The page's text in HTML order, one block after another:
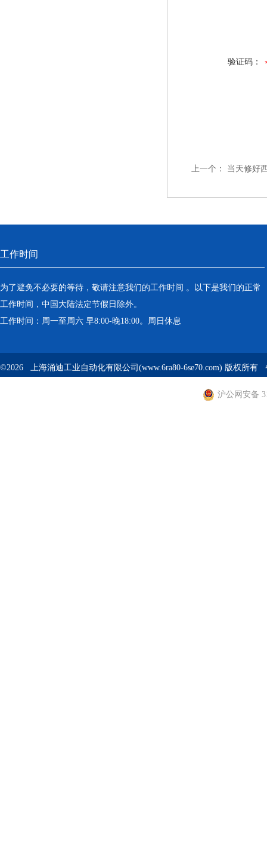
验证码：
上一个： 当天修好
工作时间
为了避免不必要的等待，敬请注意我们的工作时间 。以下是我们的正常
工作时间，中国大陆法定节假日除外。
工作时间：周一至周六 早8:00-晚18:00。周日休息
©2026 上海涌迪工业自动化有限公司(www.6ra80-6se70.com) 版权所有
沪公网安备